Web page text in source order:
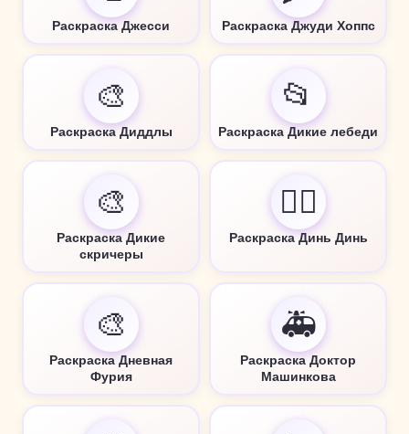
Раскраска Джесси Раскраска Джуди Хоппс
🎨
Раскраска Диддлы
📂
Раскраска Дикие лебеди
🎨
Раскраска Дикие
скричеры
🧚‍♀️
Раскраска Динь Динь
🎨
Раскраска Дневная
Фурия
🚑
Раскраска Доктор
Машинкова